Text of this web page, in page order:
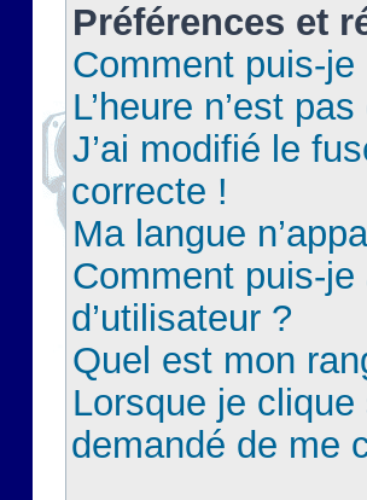
Préférences et
Comment puis-
L’heure n’est
J’ai modifié le
correcte !
Ma langue
Comment puis-
d’utilisateur ?
Quel est mon
Lorsque je clique
demandé de me